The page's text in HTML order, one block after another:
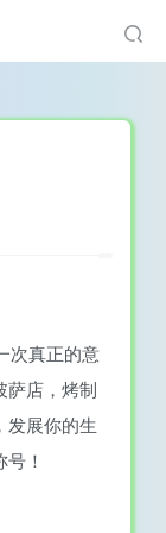
次真正的意
萨店，烤制
发展你的生
！